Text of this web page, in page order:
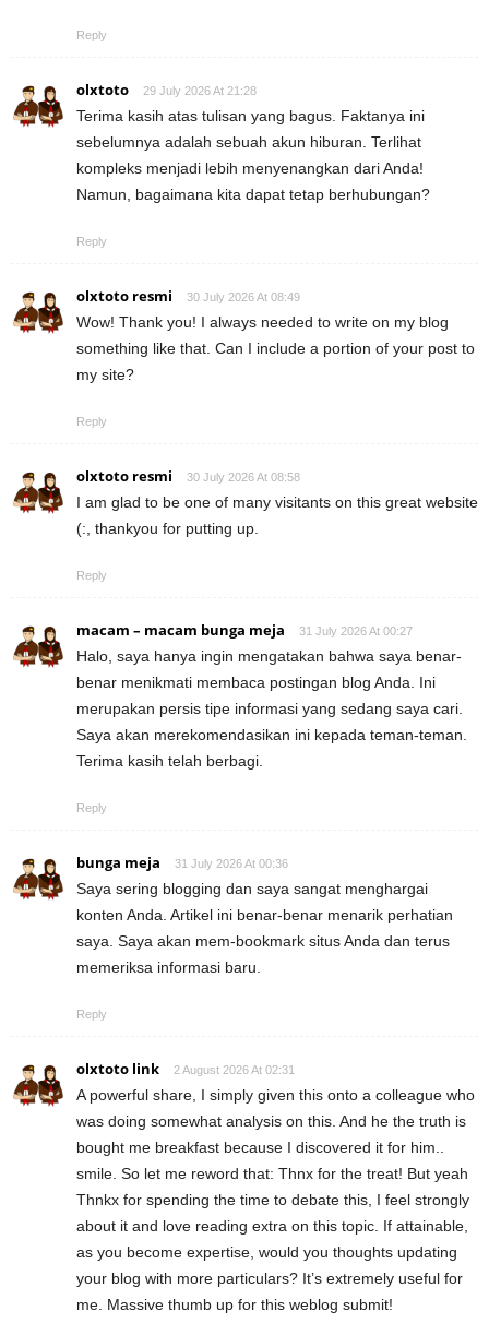
Reply
olxtoto 29 July 2026 At 21:28
Terima kasih atas tulisan yang bagus. Faktanya ini
sebelumnya adalah sebuah akun hiburan. Terlihat
kompleks menjadi lebih menyenangkan dari Anda!
Namun, bagaimana kita dapat tetap berhubungan?
Reply
olxtoto resmi 30 July 2026 At 08:49
Wow! Thank you! I always needed to write on my blog
something like that. Can I include a portion of your post to
my site?
Reply
olxtoto resmi 30 July 2026 At 08:58
I am glad to be one of many visitants on this great website
(:, thankyou for putting up.
Reply
macam – macam bunga meja 31 July 2026 At 00:27
Halo, saya hanya ingin mengatakan bahwa saya benar-
benar menikmati membaca postingan blog Anda. Ini
merupakan persis tipe informasi yang sedang saya cari.
Saya akan merekomendasikan ini kepada teman-teman.
Terima kasih telah berbagi.
Reply
bunga meja 31 July 2026 At 00:36
Saya sering blogging dan saya sangat menghargai
konten Anda. Artikel ini benar-benar menarik perhatian
saya. Saya akan mem-bookmark situs Anda dan terus
memeriksa informasi baru.
Reply
olxtoto link 2 August 2026 At 02:31
A powerful share, I simply given this onto a colleague who
was doing somewhat analysis on this. And he the truth is
bought me breakfast because I discovered it for him..
smile. So let me reword that: Thnx for the treat! But yeah
Thnkx for spending the time to debate this, I feel strongly
about it and love reading extra on this topic. If attainable,
as you become expertise, would you thoughts updating
your blog with more particulars? It’s extremely useful for
me. Massive thumb up for this weblog submit!